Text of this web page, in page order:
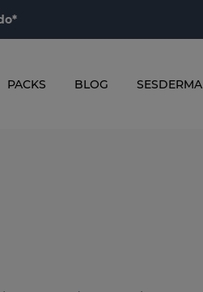
PACKS BLOG SESDERMA